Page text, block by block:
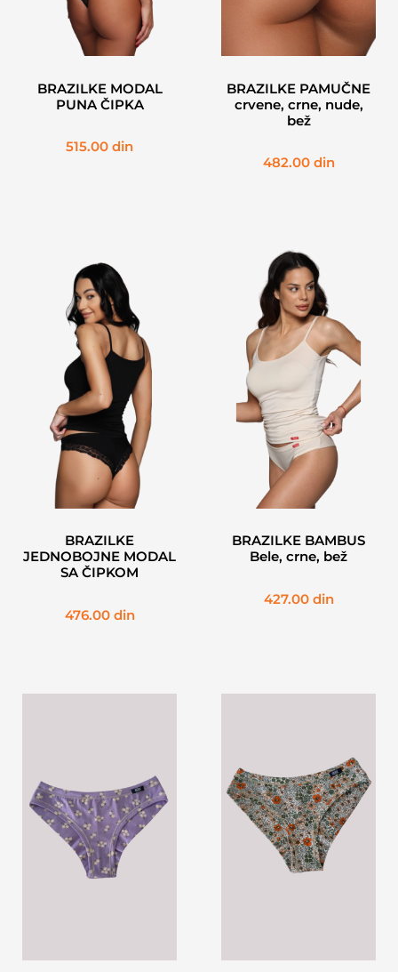
BRAZILKE MODAL
PUNA ČIPKA
515.00 din
BRAZILKE PAMUČNE
crvene, crne, nude,
bež
482.00 din
BRAZILKE
JEDNOBOJNE MODAL
SA ČIPKOM
476.00 din
BRAZILKE BAMBUS
Bele, crne, bež
427.00 din